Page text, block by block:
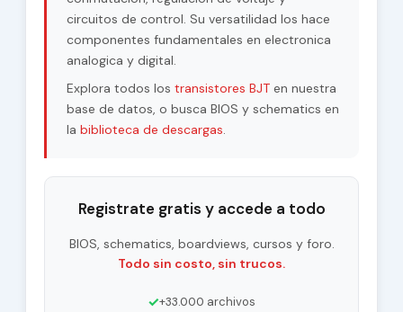
circuitos de control. Su versatilidad los hace
componentes fundamentales en electronica
analogica y digital.
Explora todos los transistores BJTen nuestra
base de datos, o busca BIOS y schematics en
la biblioteca de descargas.
Registrate gratis y accede a todo
BIOS, schematics, boardviews, cursos y foro.
Todo sin costo, sin trucos.
✓+33.000 archivos